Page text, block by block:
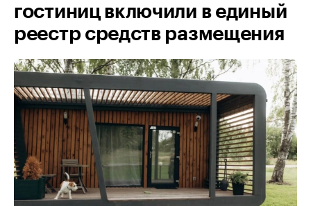
гостиниц включили в единый
реестр средств размещения